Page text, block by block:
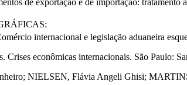
internacional e legislação aduaneira
econômicas internacionais. São Paulo:
NIELSEN, Flávia Angeli Ghisi;